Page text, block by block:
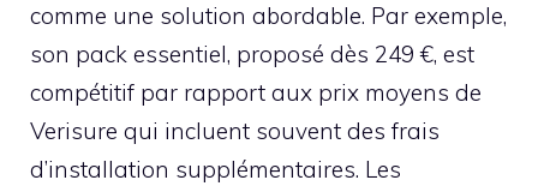
comme une solution abordable. Par exemple,
son pack essentiel, proposé dès 249 €, est
compétitif par rapport aux prix moyens de
Verisure qui incluent souvent des frais
d’installation supplémentaires. Les